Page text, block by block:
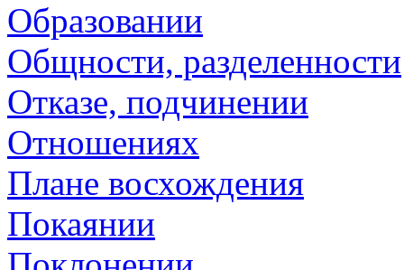
Образовании
Общности, разделенности
Отказе, подчинении
Отношениях
Плане восхождения
Покаянии